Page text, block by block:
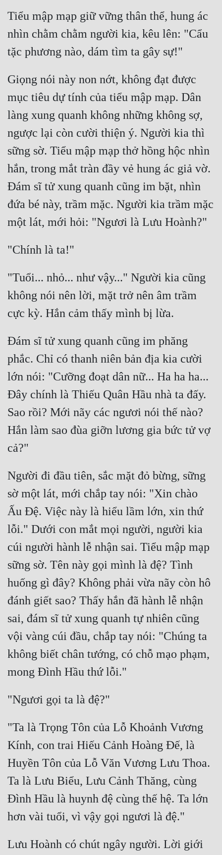
Tiểu mập mạp giữ vững thân thể, hung ác
nhìn chằm chằm người kia, kêu lên: "Cẩu
Giọng nói này non nớt, không đạt được
mục tiêu dự tính của tiểu mập mạp. Dân
làng xung quanh không những không sợ,
ngược lại còn cười thiện ý. Người kia thì
sững sờ. Tiểu mập mạp thở hồng hộc nhìn
hắn, trong mắt tràn đầy vẻ hung ác giả vờ.
Đám sĩ tử xung quanh cũng im bặt, nhìn
đứa bé này, trầm mặc. Người kia trầm mặc
"Tuổi... nhỏ... như vậy..." Người kia cũng
không nói nên lời, mặt trở nên âm trầm
Đám sĩ tử xung quanh cũng im phăng
phắc. Chỉ có thanh niên bản địa kia cười
lớn nói: "Cưỡng đoạt dân nữ... Ha ha ha...
Đây chính là Thiếu Quân Hầu nhà ta đấy.
Sao rồi? Mới nãy các ngươi nói thế nào?
Hắn làm sao đùa giỡn lương gia bức tử vợ
Người đi đầu tiên, sắc mặt đỏ bừng, sững
sờ một lát, mới chắp tay nói: "Xin chào
Ấu Đệ. Việc này là hiểu lầm lớn, xin thứ
lỗi." Dưới con mắt mọi người, người kia
cúi người hành lễ nhận sai. Tiểu mập mạp
sững sờ. Tên này gọi mình là đệ? Tình
huống gì đây? Không phải vừa nãy còn hô
đánh giết sao? Thấy hắn đã hành lễ nhận
sai, đám sĩ tử xung quanh tự nhiên cũng
vội vàng cúi đầu, chắp tay nói: "Chúng ta
không biết chân tướng, có chỗ mạo phạm,
"Ta là Trọng Tôn của Lỗ Khoảnh Vương
Kính, con trai Hiếu Cảnh Hoàng Đế, là
Huyền Tôn của Lỗ Văn Vương Lưu Thoa.
Ta là Lưu Biểu, Lưu Cảnh Thăng, cùng
Đình Hầu là huynh đệ cùng thế hệ. Ta lớn
Lưu Hoành có chút ngây người. Lời giới